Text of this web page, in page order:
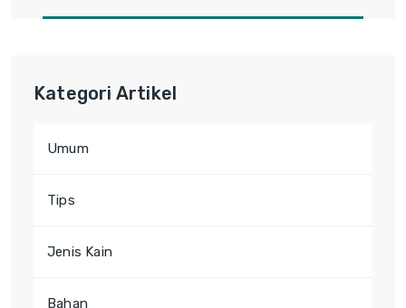
Kategori Artikel
Umum
Tips
Jenis Kain
Bahan